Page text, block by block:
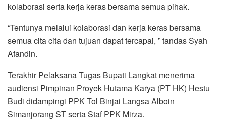
kolaborasi serta kerja keras bersama semua pihak.
“Tentunya melalui kolaborasi dan kerja keras bersama
semua cita cita dan tujuan dapat tercapai, ” tandas Syah
Afandin.
Terakhir Pelaksana Tugas Bupati Langkat menerima
audiensi Pimpinan Proyek Hutama Karya (PT HK) Hestu
Budi didampingi PPK Tol Binjai Langsa Alboin
Simanjorang ST serta Staf PPK Mirza.